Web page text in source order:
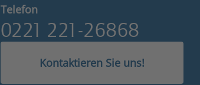
Telefon
0221 221-26868
Kontaktieren Sie uns!